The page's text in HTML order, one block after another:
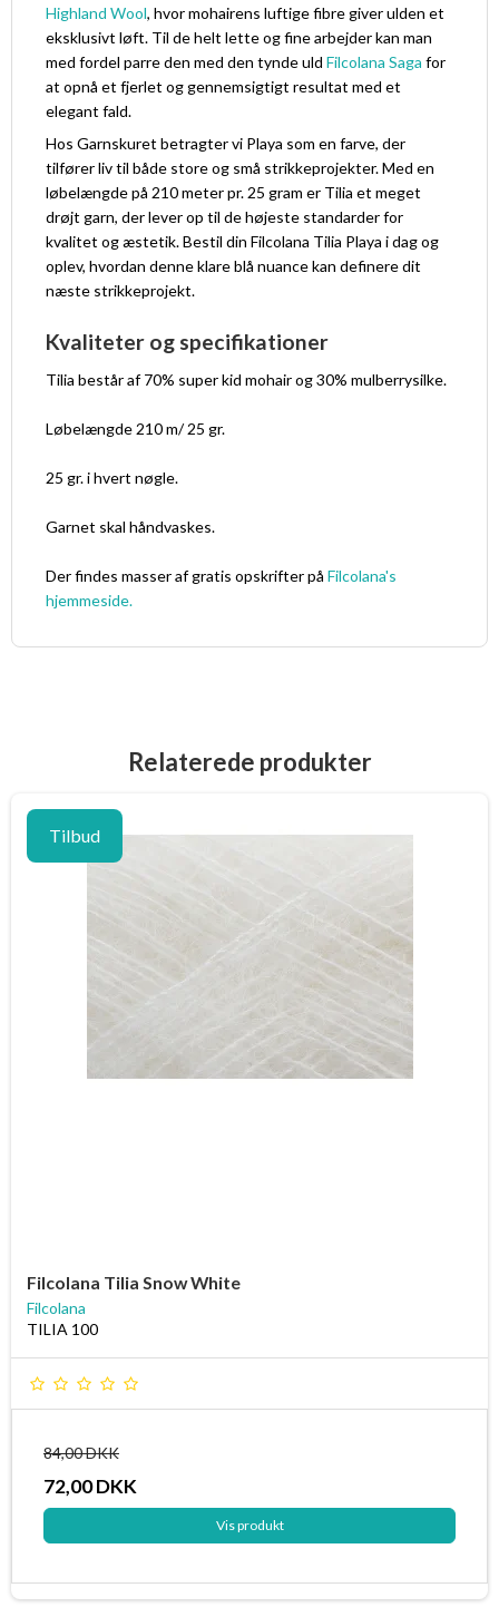
Highland Wool, hvor mohairens luftige fibre giver ulden et
eksklusivt løft. Til de helt lette og fine arbejder kan man
med fordel parre den med den tynde uld Filcolana Saga for
at opnå et fjerlet og gennemsigtigt resultat med et
elegant fald.
Hos Garnskuret betragter vi Playa som en farve, der
tilfører liv til både store og små strikkeprojekter. Med en
løbelængde på 210 meter pr. 25 gram er Tilia et meget
drøjt garn, der lever op til de højeste standarder for
kvalitet og æstetik. Bestil din Filcolana Tilia Playa i dag og
oplev, hvordan denne klare blå nuance kan definere dit
næste strikkeprojekt.
Kvaliteter og specifikationer
Tilia består af 70% super kid mohair og 30% mulberrysilke.
Løbelængde 210 m/ 25 gr.
25 gr. i hvert nøgle.
Garnet skal håndvaskes.
Der findes masser af gratis opskrifter på Filcolana's
hjemmeside.
Relaterede produkter
Tilbud
Filcolana Tilia Snow White
Filcolana
TILIA 100
84,00 DKK
72,00 DKK
Vis produkt